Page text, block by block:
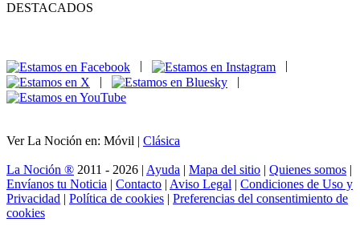
DESTACADOS
|
|
Ver La Noción en: Móvil | Clásica
La Noción ® 2011 - 2026 | Ayuda | Mapa del sitio | Quienes somos |
Envíanos tu Noticia | Contacto | Aviso Legal | Condiciones de Uso y
Privacidad | Política de cookies | Preferencias del consentimiento de
cookies